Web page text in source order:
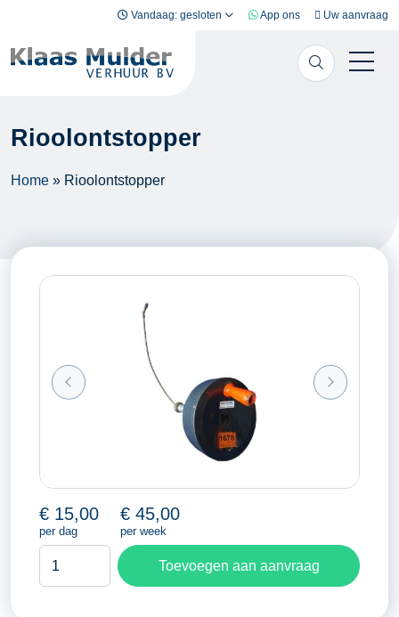
Vandaag: gesloten App ons Uw aanvraag
Rioolontstopper
Home » Rioolontstopper
€ 15,00
per dag
€ 45,00
per week
Rioolontstopper
Toevoegen aan aanvraag